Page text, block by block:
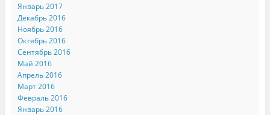
Январь 2017
Декабрь 2016
Ноябрь 2016
Октябрь 2016
Сентябрь 2016
Май 2016
Апрель 2016
Март 2016
Февраль 2016
Январь 2016